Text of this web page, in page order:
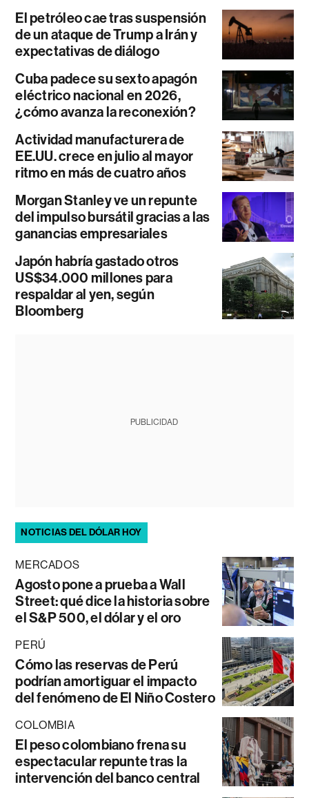
El petróleo cae tras suspensión
de un ataque de Trump a Irán y
expectativas de diálogo
Cuba padece su sexto apagón
eléctrico nacional en 2026,
¿cómo avanza la reconexión?
Actividad manufacturera de
EE.UU. crece en julio al mayor
ritmo en más de cuatro años
Morgan Stanley ve un repunte
del impulso bursátil gracias a las
ganancias empresariales
Japón habría gastado otros
US$34.000 millones para
respaldar al yen, según
Bloomberg
PUBLICIDAD
NOTICIAS DEL DÓLAR HOY
MERCADOS
Agosto pone a prueba a Wall
Street: qué dice la historia sobre
el S&P 500, el dólar y el oro
PERÚ
Cómo las reservas de Perú
podrían amortiguar el impacto
del fenómeno de El Niño Costero
COLOMBIA
El peso colombiano frena su
espectacular repunte tras la
intervención del banco central